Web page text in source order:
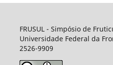
FRUSUL - Simpósio de
Universidade Federal da
2526-9909